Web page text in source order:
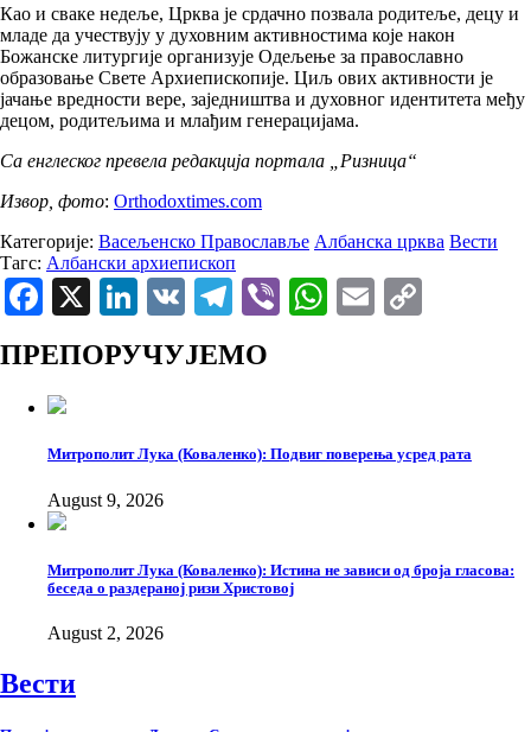
Као и сваке недеље, Црква је срдачно позвала родитеље, децу и
младе да учествују у духовним активностима које након
Божанске литургије организује Одељење за православно
образовање Свете Архиепископије. Циљ ових активности је
јачање вредности вере, заједништва и духовног идентитета међу
децом, родитељима и млађим генерацијама.
Са енглеског превела редакција портала „Ризница“
Извор, фото: Оrthodoxtimes.com
Категорије: Васељенско Православље Албанска црква Вести
Тагс: Албански архиепископ
Facebook
X LinkedIn
VK Telegram
ViberWhatsApp
Email
ПРЕПОРУЧУЈЕМО
Митрополит Лука (Коваленко): Подвиг поверења усред рата
August 9, 2026
Митрополит Лука (Коваленко): Истина не зависи од броја гласова:
беседа о раздераној ризи Христовој
August 2, 2026
Вести